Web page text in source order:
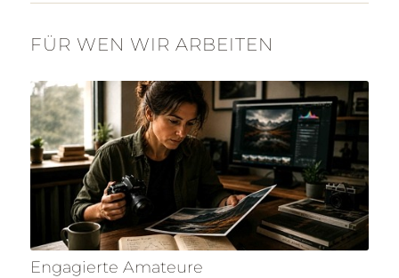
FÜR WEN WIR ARBEITEN
Engagierte Amateure